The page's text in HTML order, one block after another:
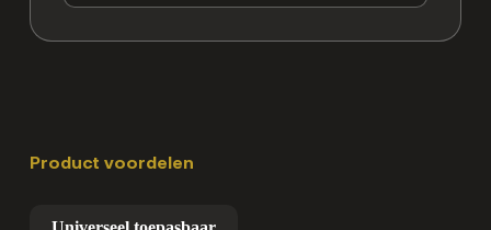
Product voordelen